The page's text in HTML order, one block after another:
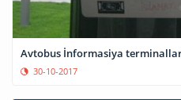
Avtobus İnformasiya
30-10-2017